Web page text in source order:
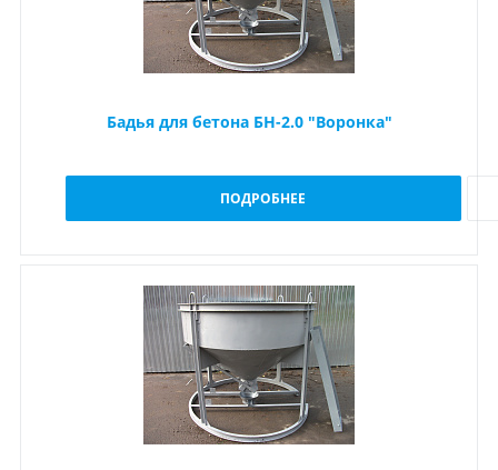
Бадья для бетона БН-2.0 "Воронка"
ПОДРОБНЕЕ